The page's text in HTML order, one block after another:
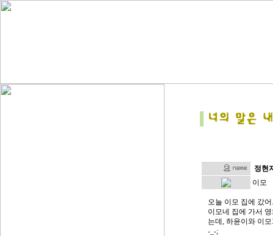
정현
이모
오늘 이모 집에 갔어.
이모네 집에 가서
는데, 하윤이와 이
-_-;